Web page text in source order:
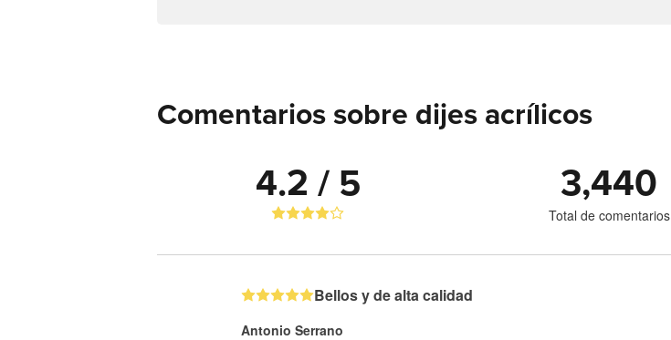
Comentarios sobre dijes acrílicos
4.2 / 5 3,440
Total de comentarios
Bellos y de alta calidad
Antonio Serrano